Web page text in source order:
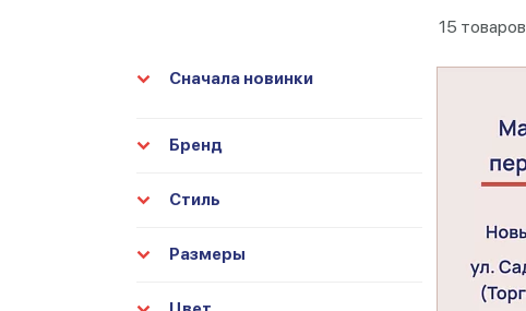
Сначала новинки
Бренд
Стиль
Размеры
15 товаров